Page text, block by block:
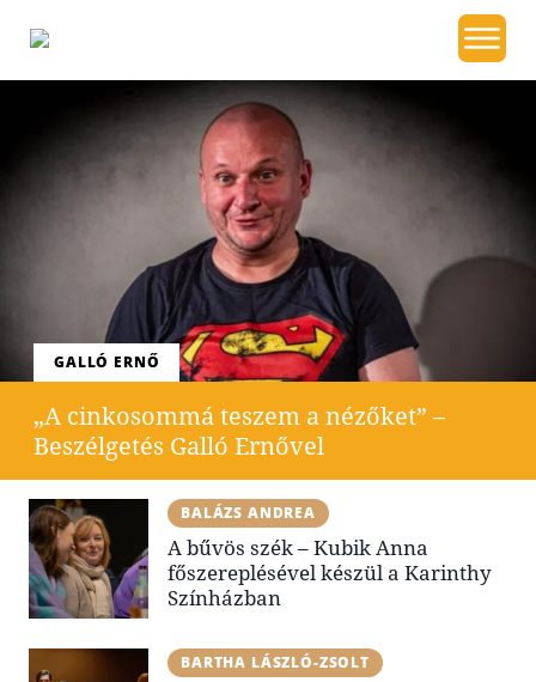
GALLÓ ERNŐ
„A cinkosommá teszem a nézőket” –
Beszélgetés Galló Ernővel
BALÁZS ANDREA
A bűvös szék – Kubik Anna
főszereplésével készül a Karinthy
Színházban
BARTHA LÁSZLÓ-ZSOLT